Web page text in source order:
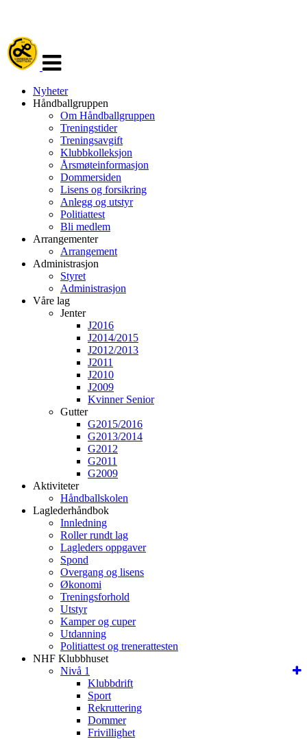
navigasjon
Nyheter
Håndballgruppen
Om Håndballgruppen
Treningstider
Treningsavgift
Klubbkolleksjon
Årsmøteinformasjon
Dommersiden
Lisens og forsikring
Anlegg og utstyr
Politiattest
Bli medlem
Arrangementer
Arrangement
Administrasjon
Styret
Administrasjon
Våre lag
Jenter
J2016
J2014/2015
J2012/2013
J2011
J2010
J2009
Kvinner Senior
Gutter
G2015/2016
G2013/2014
G2012
G2011
G2009
Aktiviteter
Håndballskolen
Laglederhåndbok
Innledning
Roller rundt lag
Lagleders oppgaver
Spond
Overgang og lisens
Økonomi
Treningsforhold
Utstyr
Kamper og cuper
Utdanning
Politiattest og trenerattesten
NHF Klubbhuset
Nivå 1
Klubbdrift
Sport
Rekruttering
Dommer
Frivillighet